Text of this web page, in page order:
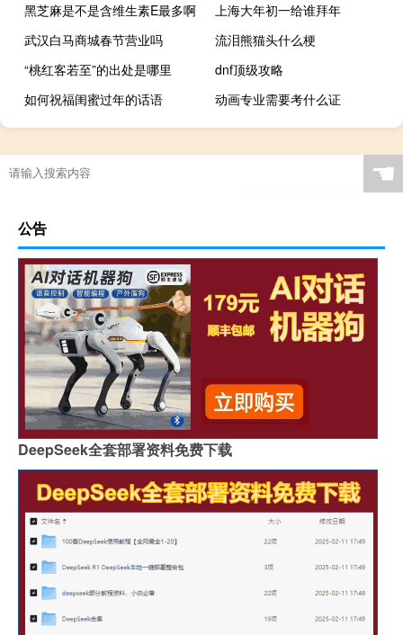
黑芝麻是不是含维生素E最多啊
上海大年初一给谁拜年
武汉白马商城春节营业吗
流泪熊猫头什么梗
“桃红客若至”的出处是哪里
dnf顶级攻略
如何祝福闺蜜过年的话语
动画专业需要考什么证
☚
公告
DeepSeek全套部署资料免费下载